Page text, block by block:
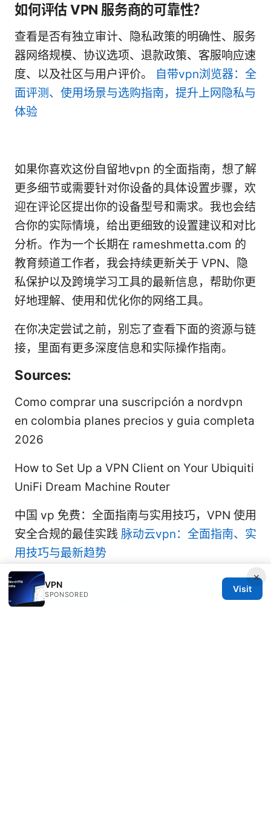
如何评估 VPN 服务商的可靠性？
查看是否有独立审计、隐私政策的明确性、服务
器网络规模、协议选项、退款政策、客服响应速
度、以及社区与用户评价。
自带vpn浏览器：全
面评测、使用场景与选购指南，提升上网隐私与
体验
如果你喜欢这份自留地vpn 的全面指南，想了解
更多细节或需要针对你设备的具体设置步骤，欢
迎在评论区提出你的设备型号和需求。我也会结
合你的实际情境，给出更细致的设置建议和对比
分析。作为一个长期在 rameshmetta.com 的
教育频道工作者，我会持续更新关于 VPN、隐
私保护以及跨境学习工具的最新信息，帮助你更
好地理解、使用和优化你的网络工具。
在你决定尝试之前，别忘了查看下面的资源与链
接，里面有更多深度信息和实际操作指南。
Sources:
Como comprar una suscripción a nordvpn
en colombia planes precios y guia completa
2026
How to Set Up a VPN Client on Your Ubiquiti
UniFi Dream Machine Router
中国 vp 免费：全面指南与实用技巧，VPN 使用
安全合规的最佳实践 脉动云vpn：全面指南、实
用技巧与最新趋势
How to sign up for private internet access
pia vpn a step by step guide
×
VPN
SPONSORED
Visit